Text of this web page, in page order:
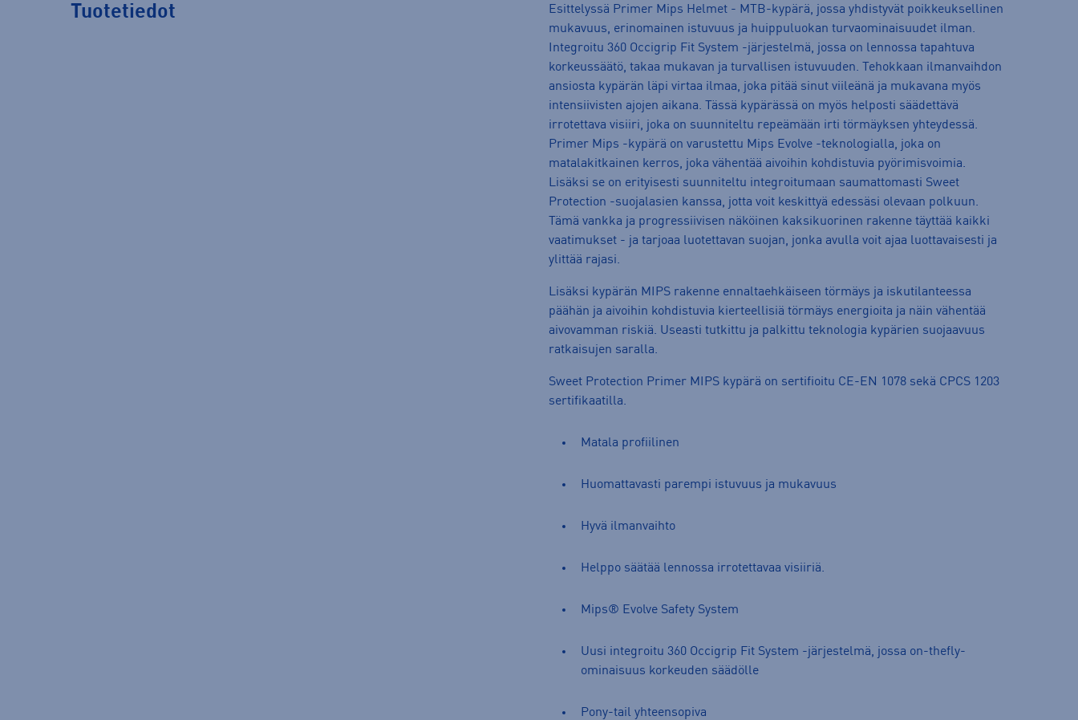
Tuotetiedot
Esittelyssä Primer Mips Helmet - MTB-kypärä, jossa yhdistyvät poikkeuksellinen
mukavuus, erinomainen istuvuus ja huippuluokan turvaominaisuudet ilman.
Integroitu 360 Occigrip Fit System -järjestelmä, jossa on lennossa tapahtuva
korkeussäätö, takaa mukavan ja turvallisen istuvuuden. Tehokkaan ilmanvaihdon
ansiosta kypärän läpi virtaa ilmaa, joka pitää sinut viileänä ja mukavana myös
intensiivisten ajojen aikana. Tässä kypärässä on myös helposti säädettävä
irrotettava visiiri, joka on suunniteltu repeämään irti törmäyksen yhteydessä.
Primer Mips -kypärä on varustettu Mips Evolve -teknologialla, joka on
matalakitkainen kerros, joka vähentää aivoihin kohdistuvia pyörimisvoimia.
Lisäksi se on erityisesti suunniteltu integroitumaan saumattomasti Sweet
Protection -suojalasien kanssa, jotta voit keskittyä edessäsi olevaan polkuun.
Tämä vankka ja progressiivisen näköinen kaksikuorinen rakenne täyttää kaikki
vaatimukset - ja tarjoaa luotettavan suojan, jonka avulla voit ajaa luottavaisesti ja
ylittää rajasi.
Lisäksi kypärän MIPS rakenne ennaltaehkäiseen törmäys ja iskutilanteessa
päähän ja aivoihin kohdistuvia kierteellisiä törmäys energioita ja näin vähentää
aivovamman riskiä. Useasti tutkittu ja palkittu teknologia kypärien suojaavuus
ratkaisujen saralla.
Sweet Protection Primer MIPS kypärä on sertifioitu CE-EN 1078 sekä CPCS 1203
sertifikaatilla.
Matala profiilinen
Huomattavasti parempi istuvuus ja mukavuus
Hyvä ilmanvaihto
Helppo säätää lennossa irrotettavaa visiiriä.
Mips® Evolve Safety System
Uusi integroitu 360 Occigrip Fit System -järjestelmä, jossa on-thefly-
ominaisuus korkeuden säädölle
Pony-tail yhteensopiva